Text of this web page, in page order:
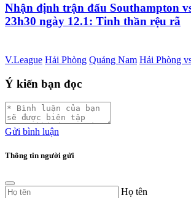
Nhận định trận đấu Southampton
23h30 ngày 12.1: Tinh thần rệu rã
V.League Hải Phòng Quảng Nam Hải Phòng
Ý kiến bạn đọc
Gửi bình luận
Thông tin người gửi
Họ tên